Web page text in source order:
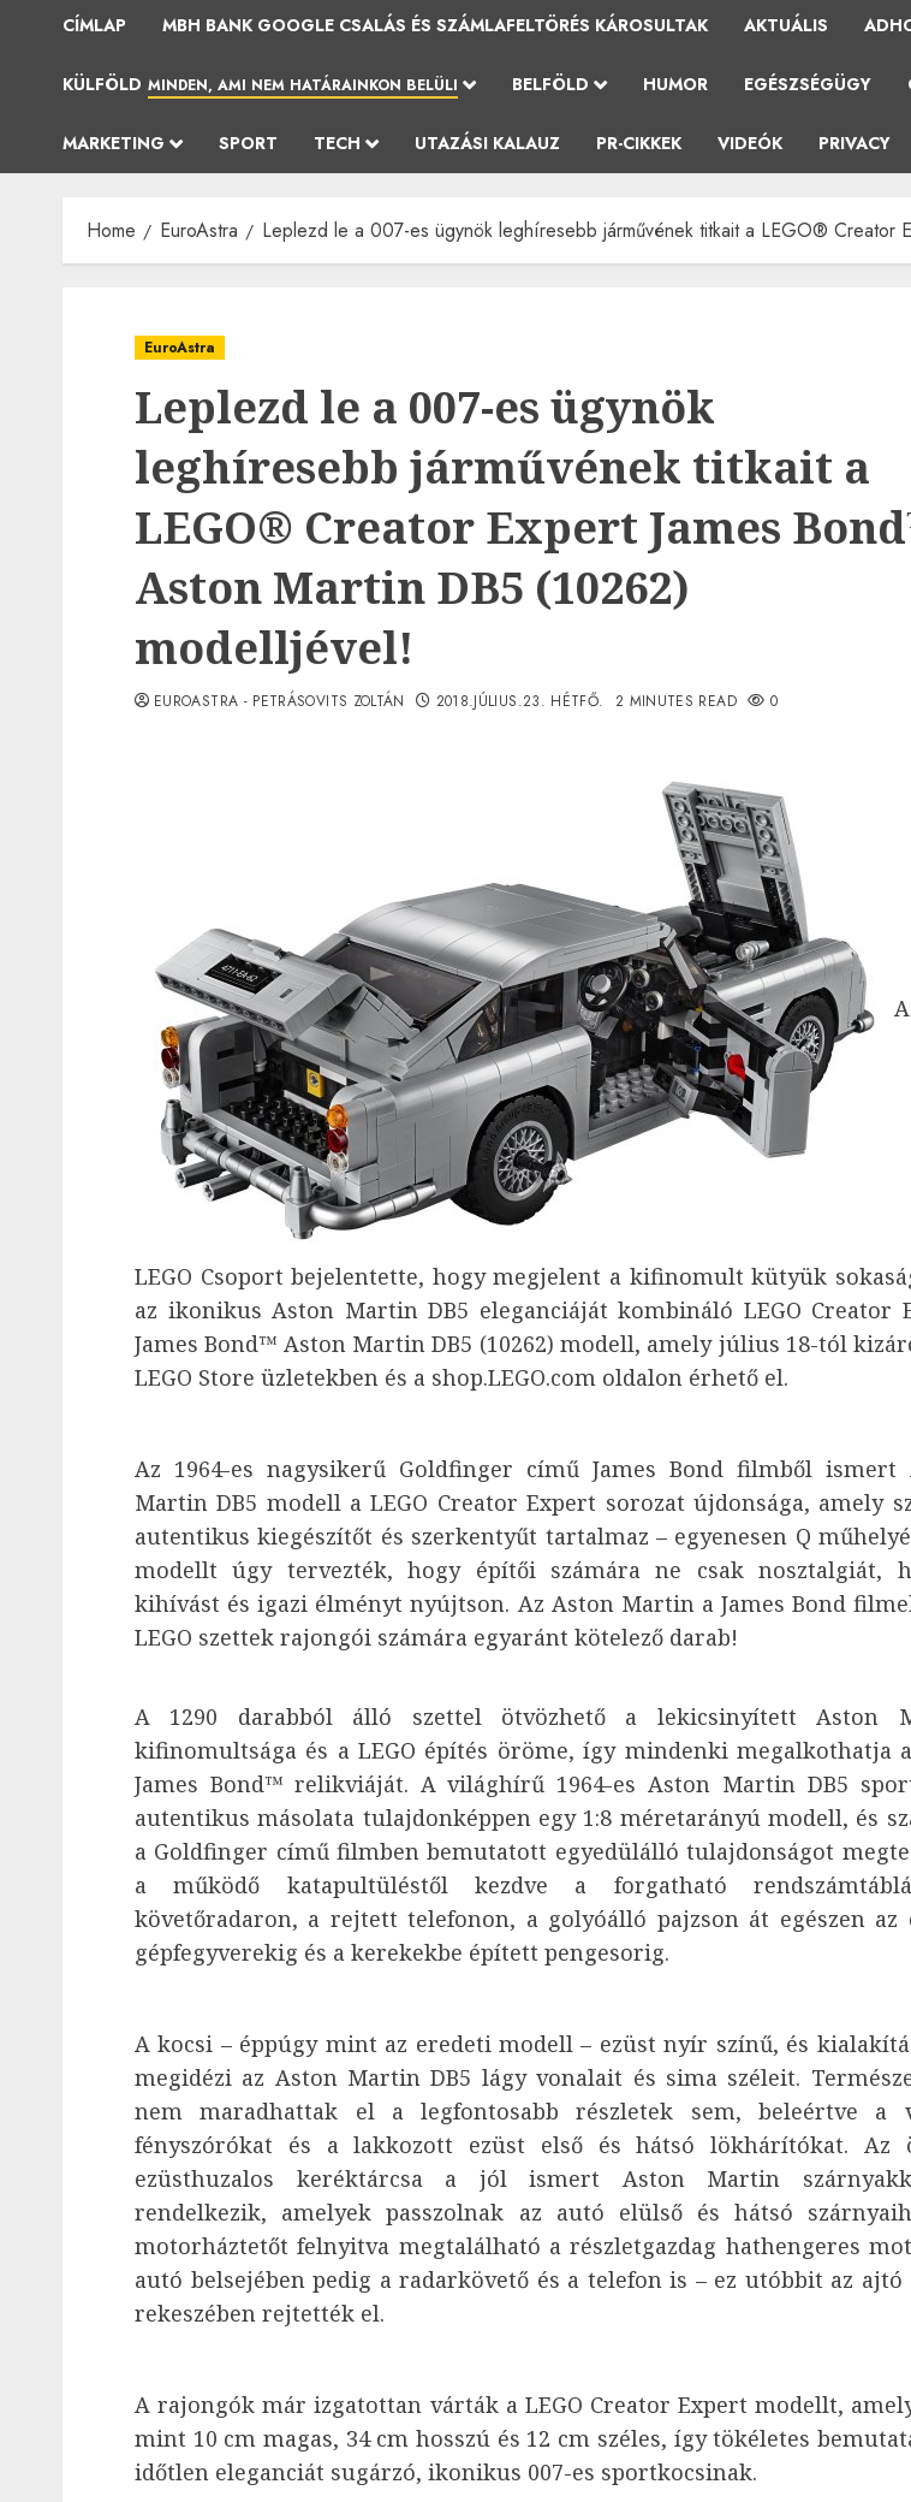
CÍMLAP MBH BANK GOOGLE CSALÁS ÉS SZÁMLAFELTÖRÉS KÁROSULTAK AKTUÁLIS
KÜLFÖLD MINDEN, AMI NEM HATÁRAINKON BELÜLI BELFÖLD HUMOR EGÉSZSÉGÜGY
MARKETING SPORT TECH UTAZÁSI KALAUZ PR-CIKKEK VIDEÓK PRIVACY
Home EuroAstra Leplezd le a 007-es ügynök leghíresebb járművének titkait a LEGO® Creator
EuroAstra
Leplezd le a 007-es ügynök
leghíresebb járművének titkait a
LEGO® Creator Expert James
Aston Martin DB5 (10262)
modelljével!
EUROASTRA - PETRÁSOVITS ZOLTÁN 2018.JÚLIUS.23. HÉTFŐ. 2 MINUTES READ 0
A
LEGO Csoport bejelentette, hogy megjelent a kifinomult kütyük
az ikonikus Aston Martin DB5 eleganciáját kombináló LEGO Creator
James Bond™ Aston Martin DB5 (10262) modell, amely július 18-tól
LEGO Store üzletekben és a shop.LEGO.com oldalon érhető el.
Az 1964-es nagysikerű Goldfinger című James Bond filmből ismert
Martin DB5 modell a LEGO Creator Expert sorozat újdonsága, amely
autentikus kiegészítőt és szerkentyűt tartalmaz – egyenesen Q
modellt úgy tervezték, hogy építői számára ne csak nosztalgiát,
kihívást és igazi élményt nyújtson. Az Aston Martin a James Bond
LEGO szettek rajongói számára egyaránt kötelező darab!
A 1290 darabból álló szettel ötvözhető a lekicsinyített Aston
kifinomultsága és a LEGO építés öröme, így mindenki megalkothatja
James Bond™ relikviáját. A világhírű 1964-es Aston Martin DB5
autentikus másolata tulajdonképpen egy 1:8 méretarányú modell, és
a Goldfinger című filmben bemutatott egyedülálló tulajdonságot
a működő katapultüléstől kezdve a forgatható
követőradaron, a rejtett telefonon, a golyóálló pajzson át egészen az
gépfegyverekig és a kerekekbe épített pengesorig.
A kocsi – éppúgy mint az eredeti modell – ezüst nyír színű, és
megidézi az Aston Martin DB5 lágy vonalait és sima széleit.
nem maradhattak el a legfontosabb részletek sem, beleértve a
fényszórókat és a lakkozott ezüst első és hátsó lökhárítókat. Az
ezüsthuzalos keréktárcsa a jól ismert Aston Martin
rendelkezik, amelyek passzolnak az autó elülső és hátsó
motorháztetőt felnyitva megtalálható a részletgazdag hathengeres
autó belsejében pedig a radarkövető és a telefon is – ez utóbbit az
rekeszében rejtették el.
A rajongók már izgatottan várták a LEGO Creator Expert modellt,
mint 10 cm magas, 34 cm hosszú és 12 cm széles, így tökéletes
időtlen eleganciát sugárzó, ikonikus 007-es sportkocsinak.